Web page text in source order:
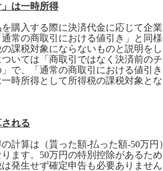
は一時所得
購入する際に決済代金に応じて企
常の商取引における値引き」と同
課税対象にならないものと説明を
いては「商取引ではなく決済前の
で、「通常の商取引における値引
時所得として所得税の課税対象と
れる
計算は（貰った額-払った額-50万円）
ます。 50万円の特別控除があるた
発生せず確定申告も必要ありません